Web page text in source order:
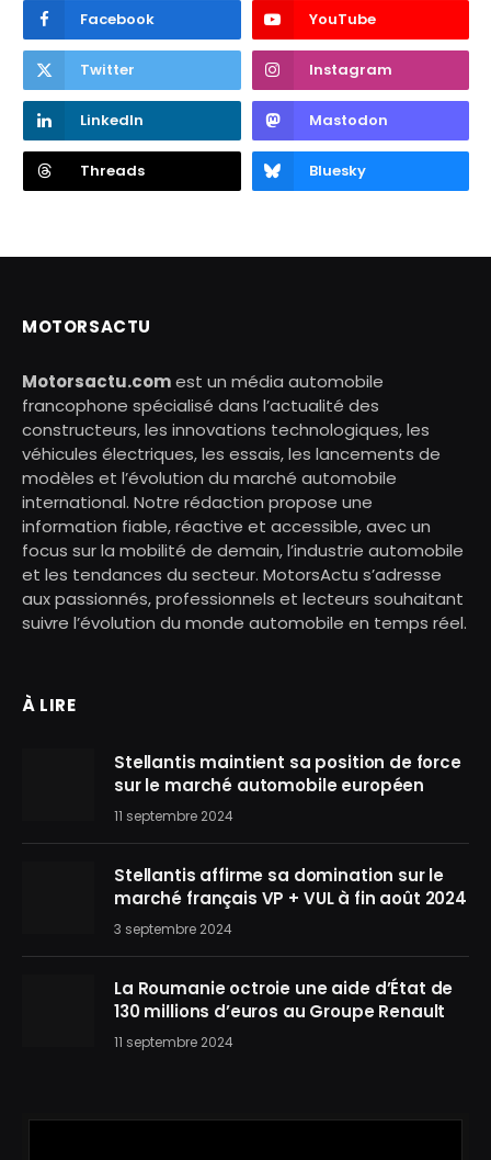
Facebook YouTube
Twitter Instagram
LinkedIn Mastodon
Threads Bluesky
MOTORSACTU
Motorsactu.comest un média automobile
francophone spécialisé dans l’actualité des
constructeurs, les innovations technologiques, les
véhicules électriques, les essais, les lancements de
modèles et l’évolution du marché automobile
international. Notre rédaction propose une
information fiable, réactive et accessible, avec un
focus sur la mobilité de demain, l’industrie automobile
et les tendances du secteur. MotorsActu s’adresse
aux passionnés, professionnels et lecteurs souhaitant
suivre l’évolution du monde automobile en temps réel.
À LIRE
Stellantis maintient sa position de force
sur le marché automobile européen
11 septembre 2024
Stellantis affirme sa domination sur le
marché français VP + VUL à fin août 2024
3 septembre 2024
La Roumanie octroie une aide d’État de
130 millions d’euros au Groupe Renault
11 septembre 2024